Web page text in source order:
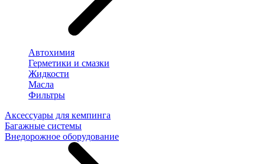
Автохимия
Герметики и смазки
Жидкости
Масла
Фильтры
Аксессуары для кемпинга
Багажные системы
Внедорожное оборудование